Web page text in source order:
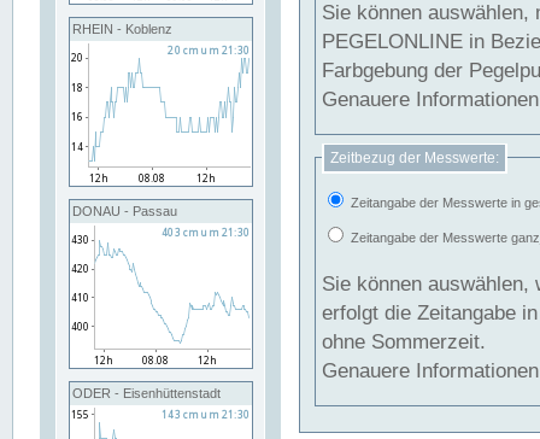
RHEIN - Koblenz
DONAU - Passau
ODER - Eisenhüttenstadt
Sie können
PEGELONLINE in Beziehung
Farbgebung der
Genauere
Zeitbezug der Messwerte:
Zeitangabe der Messwerte in
Zeitangabe der Messwerte
Sie können auswählen,
erfolgt die Zeitangabe
ohne Sommerzeit.
Genauere